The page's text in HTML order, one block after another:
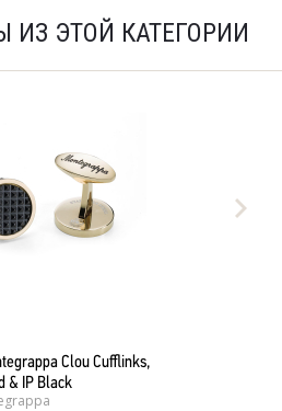
ИЗ ЭТОЙ КАТЕГОРИИ
Clou Cufflinks,
& IP Black